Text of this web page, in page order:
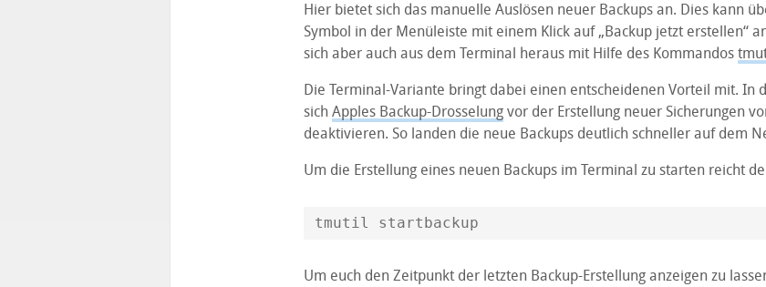
Hier bietet sich das manuelle Auslösen neuer Backups an. Dies kann
Symbol in der Menüleiste mit einem Klick auf „Backup jetzt erstellen“
sich aber auch aus dem Terminal heraus mit Hilfe des Kommandos
Die Terminal-Variante bringt dabei einen entscheidenen Vorteil mit. In
sich Apples Backup-Drosselungvor der Erstellung neuer Sicherungen
deaktivieren. So landen die neue Backups deutlich schneller auf dem
Um die Erstellung eines neuen Backups im Terminal zu starten reicht
tmutil startbackup
Um euch den Zeitpunkt der letzten Backup-Erstellung anzeigen zu